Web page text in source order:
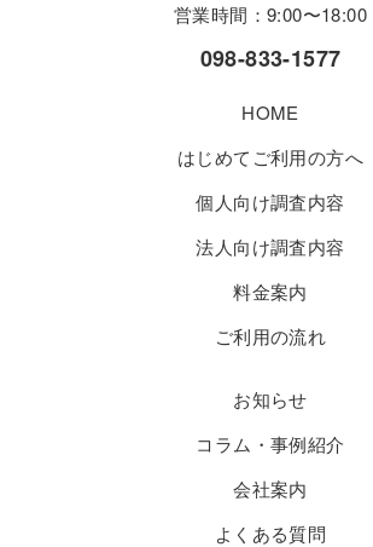
営業時間：9:00〜18:00
098-833-1577
HOME
はじめてご利用の方へ
個人向け調査内容
法人向け調査内容
料金案内
ご利用の流れ
お知らせ
コラム・事例紹介
会社案内
よくある質問